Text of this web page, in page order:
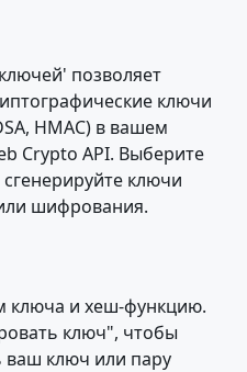
позволяет
ключи
HMAC) в вашем
Crypto API. Выберите
ключи
шифрования.
ключа и хеш-функцию.
ключ", чтобы
ваш ключ или пару